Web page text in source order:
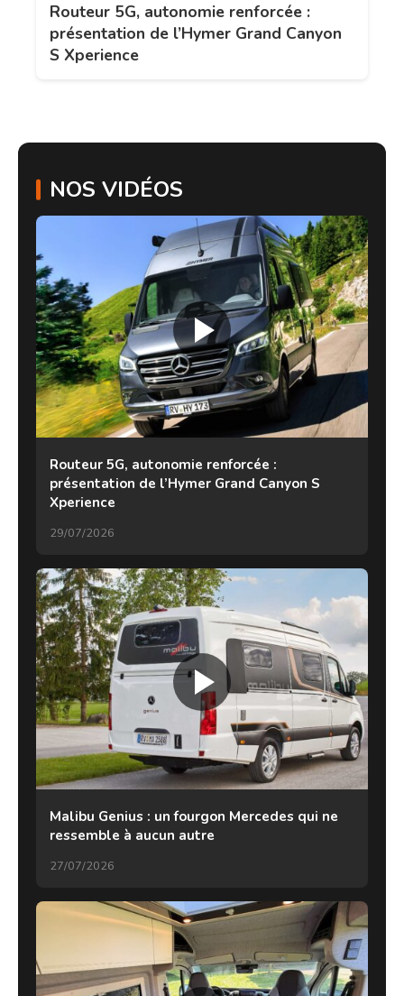
Routeur 5G, autonomie renforcée :
présentation de l’Hymer Grand Canyon
S Xperience
NOS VIDÉOS
Routeur 5G, autonomie renforcée :
présentation de l’Hymer Grand Canyon S
Xperience
29/07/2026
Malibu Genius : un fourgon Mercedes qui ne
ressemble à aucun autre
27/07/2026